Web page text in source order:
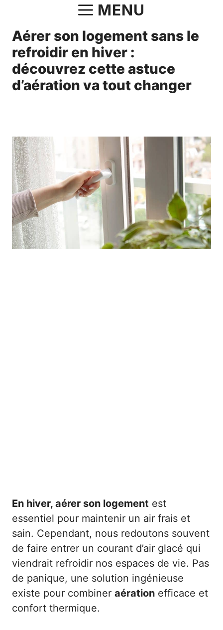
contenu
MENU
Aérer son logement sans le
refroidir en hiver :
découvrez cette astuce
d’aération va tout changer
En hiver, aérer son logement est
essentiel pour maintenir un air frais et
sain. Cependant, nous redoutons souvent
de faire entrer un courant d’air glacé qui
viendrait refroidir nos espaces de vie. Pas
de panique, une solution ingénieuse
existe pour combiner aération efficace et
confort thermique.